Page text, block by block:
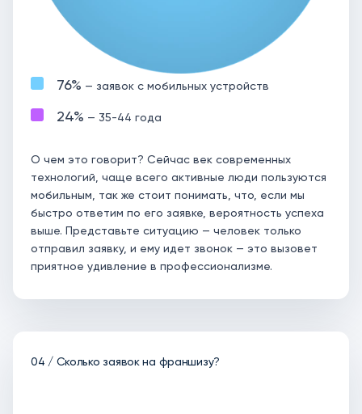
76% — заявок с мобильных устройств
24% — 35-44 года
О чем это говорит? Сейчас век современных
технологий, чаще всего активные люди пользуются
мобильным, так же стоит понимать, что, если мы
быстро ответим по его заявке, вероятность успеха
выше. Представьте ситуацию — человек только
отправил заявку, и ему идет звонок — это вызовет
приятное удивление в профессионализме.
04 / Сколько заявок на франшизу?